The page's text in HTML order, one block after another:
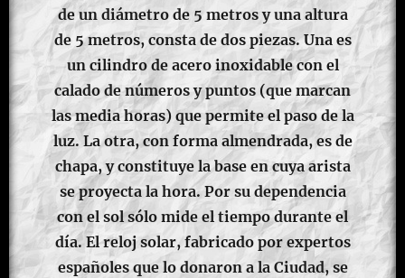
de un diámetro de 5 metros y una altura
de 5 metros, consta de dos piezas. Una es
un cilindro de acero inoxidable con el
calado de números y puntos (que marcan
las media horas) que permite el paso de la
luz. La otra, con forma almendrada, es de
chapa, y constituye la base en cuya arista
se proyecta la hora. Por su dependencia
con el sol sólo mide el tiempo durante el
día. El reloj solar, fabricado por expertos
españoles que lo donaron a la Ciudad, se